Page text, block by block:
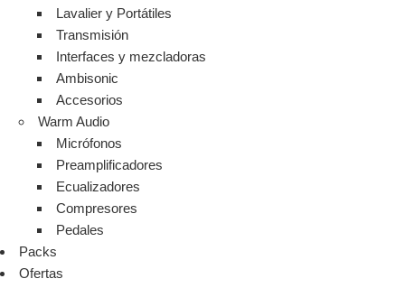
Lavalier y Portátiles
Transmisión
Interfaces y mezcladoras
Ambisonic
Accesorios
Warm Audio
Micrófonos
Preamplificadores
Ecualizadores
Compresores
Pedales
Packs
Ofertas